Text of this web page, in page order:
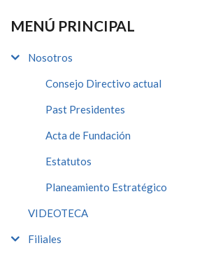
MENÚ PRINCIPAL
Nosotros
Consejo Directivo actual
Past Presidentes
Acta de Fundación
Estatutos
Planeamiento Estratégico
VIDEOTECA
Filiales